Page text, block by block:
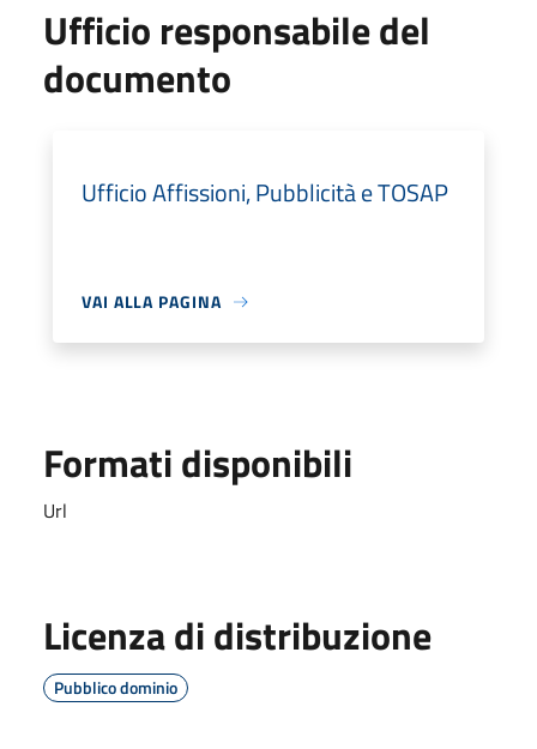
Ufficio responsabile del
documento
Ufficio Affissioni, Pubblicità e TOSAP
VAI ALLA PAGINA
Formati disponibili
Url
Licenza di distribuzione
Pubblico dominio